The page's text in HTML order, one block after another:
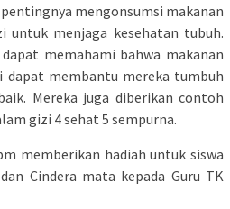
mengonsumsi makanan
untuk menjaga kesehatan tubuh.
memahami bahwa makanan
dapat membantu mereka tumbuh
Mereka juga diberikan contoh
gizi 4 sehat 5 sempurna.
memberikan hadiah untuk siswa
Cindera mata kepada Guru TK